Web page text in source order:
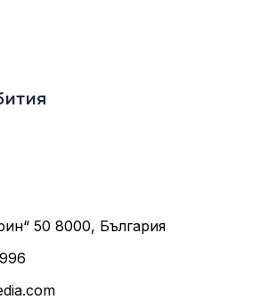
50 8000, България